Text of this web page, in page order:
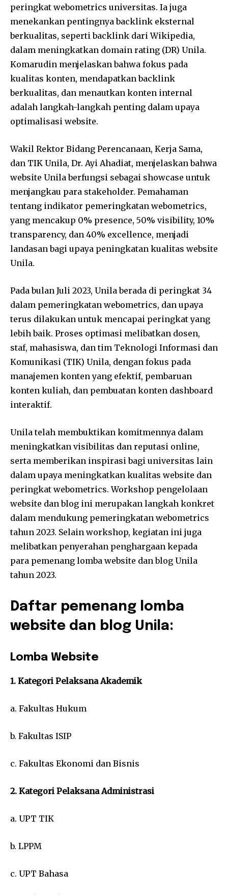
peringkat webometrics universitas. Ia juga
menekankan pentingnya backlink eksternal
berkualitas, seperti backlink dari Wikipedia,
dalam meningkatkan domain rating (DR) Unila.
Komarudin menjelaskan bahwa fokus pada
kualitas konten, mendapatkan backlink
berkualitas, dan menautkan konten internal
adalah langkah-langkah penting dalam upaya
optimalisasi website.
Wakil Rektor Bidang Perencanaan, Kerja Sama,
dan TIK Unila, Dr. Ayi Ahadiat, menjelaskan bahwa
website Unila berfungsi sebagai showcase untuk
menjangkau para stakeholder. Pemahaman
tentang indikator pemeringkatan webometrics,
yang mencakup 0% presence, 50% visibility, 10%
transparency, dan 40% excellence, menjadi
landasan bagi upaya peningkatan kualitas website
Unila.
Pada bulan Juli 2023, Unila berada di peringkat 34
dalam pemeringkatan webometrics, dan upaya
terus dilakukan untuk mencapai peringkat yang
lebih baik. Proses optimasi melibatkan dosen,
staf, mahasiswa, dan tim Teknologi Informasi dan
Komunikasi (TIK) Unila, dengan fokus pada
manajemen konten yang efektif, pembaruan
konten kuliah, dan pembuatan konten dashboard
interaktif.
Unila telah membuktikan komitmennya dalam
meningkatkan visibilitas dan reputasi online,
serta memberikan inspirasi bagi universitas lain
dalam upaya meningkatkan kualitas website dan
peringkat webometrics. Workshop pengelolaan
website dan blog ini merupakan langkah konkret
dalam mendukung pemeringkatan webometrics
tahun 2023. Selain workshop, kegiatan ini juga
melibatkan penyerahan penghargaan kepada
para pemenang lomba website dan blog Unila
tahun 2023.
Daftar pemenang lomba
website dan blog Unila:
Lomba Website
1. Kategori Pelaksana Akademik
a. Fakultas Hukum
b. Fakultas ISIP
c. Fakultas Ekonomi dan Bisnis
2. Kategori Pelaksana Administrasi
a. UPT TIK
b. LPPM
c. UPT Bahasa